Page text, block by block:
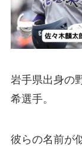
岩手県出身の
希選手。
彼らの名前が